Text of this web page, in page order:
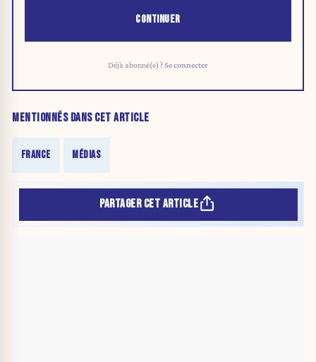
CONTINUER
Déjà abonné(e) ?Se connecter
MENTIONNÉS DANS CET ARTICLE
FRANCE MÉDIAS
PARTAGER CET ARTICLE